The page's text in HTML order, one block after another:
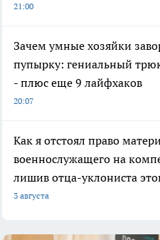
21:00
Зачем умные хозяйки
пупырку: гениальный
- плюс еще 9 лайфхаков
20:07
Как я отстоял право
военнослужащего на
лишив отца-уклониста
3 августа